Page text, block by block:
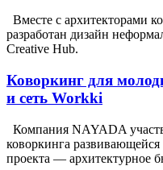
Вместе с архитекторами
разработан дизайн
Creative Hub.
Коворкинг для
и сеть Workki
Компания NAYADA
коворкинга
проекта — архитектурное